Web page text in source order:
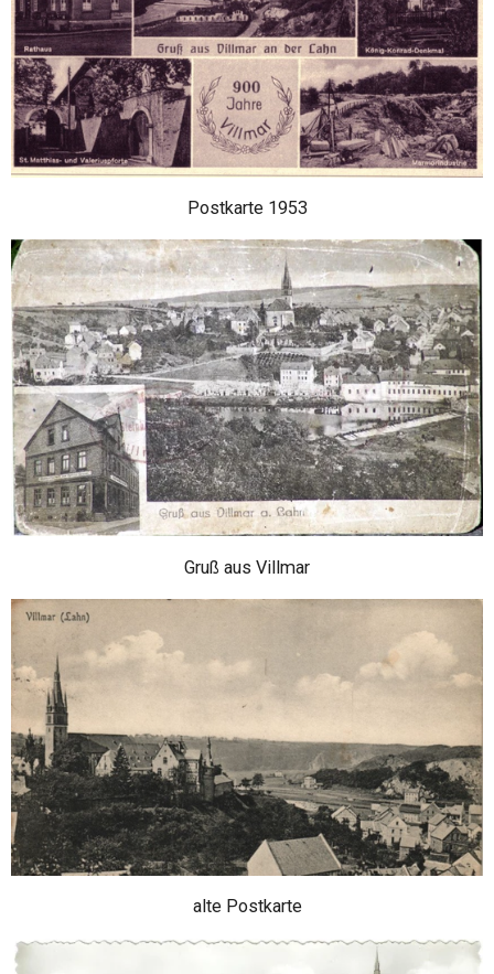
Postkarte 1953
Gruß aus Villmar
alte Postkarte